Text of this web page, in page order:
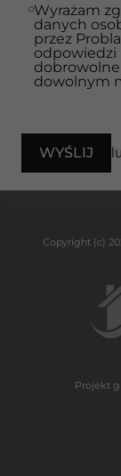
Wyrażam
danych
przez
odpowiedzi
dowolnym
Copyright (c)
Projekt